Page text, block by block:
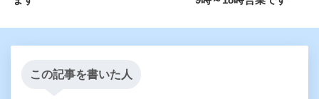
この記事を書いた人